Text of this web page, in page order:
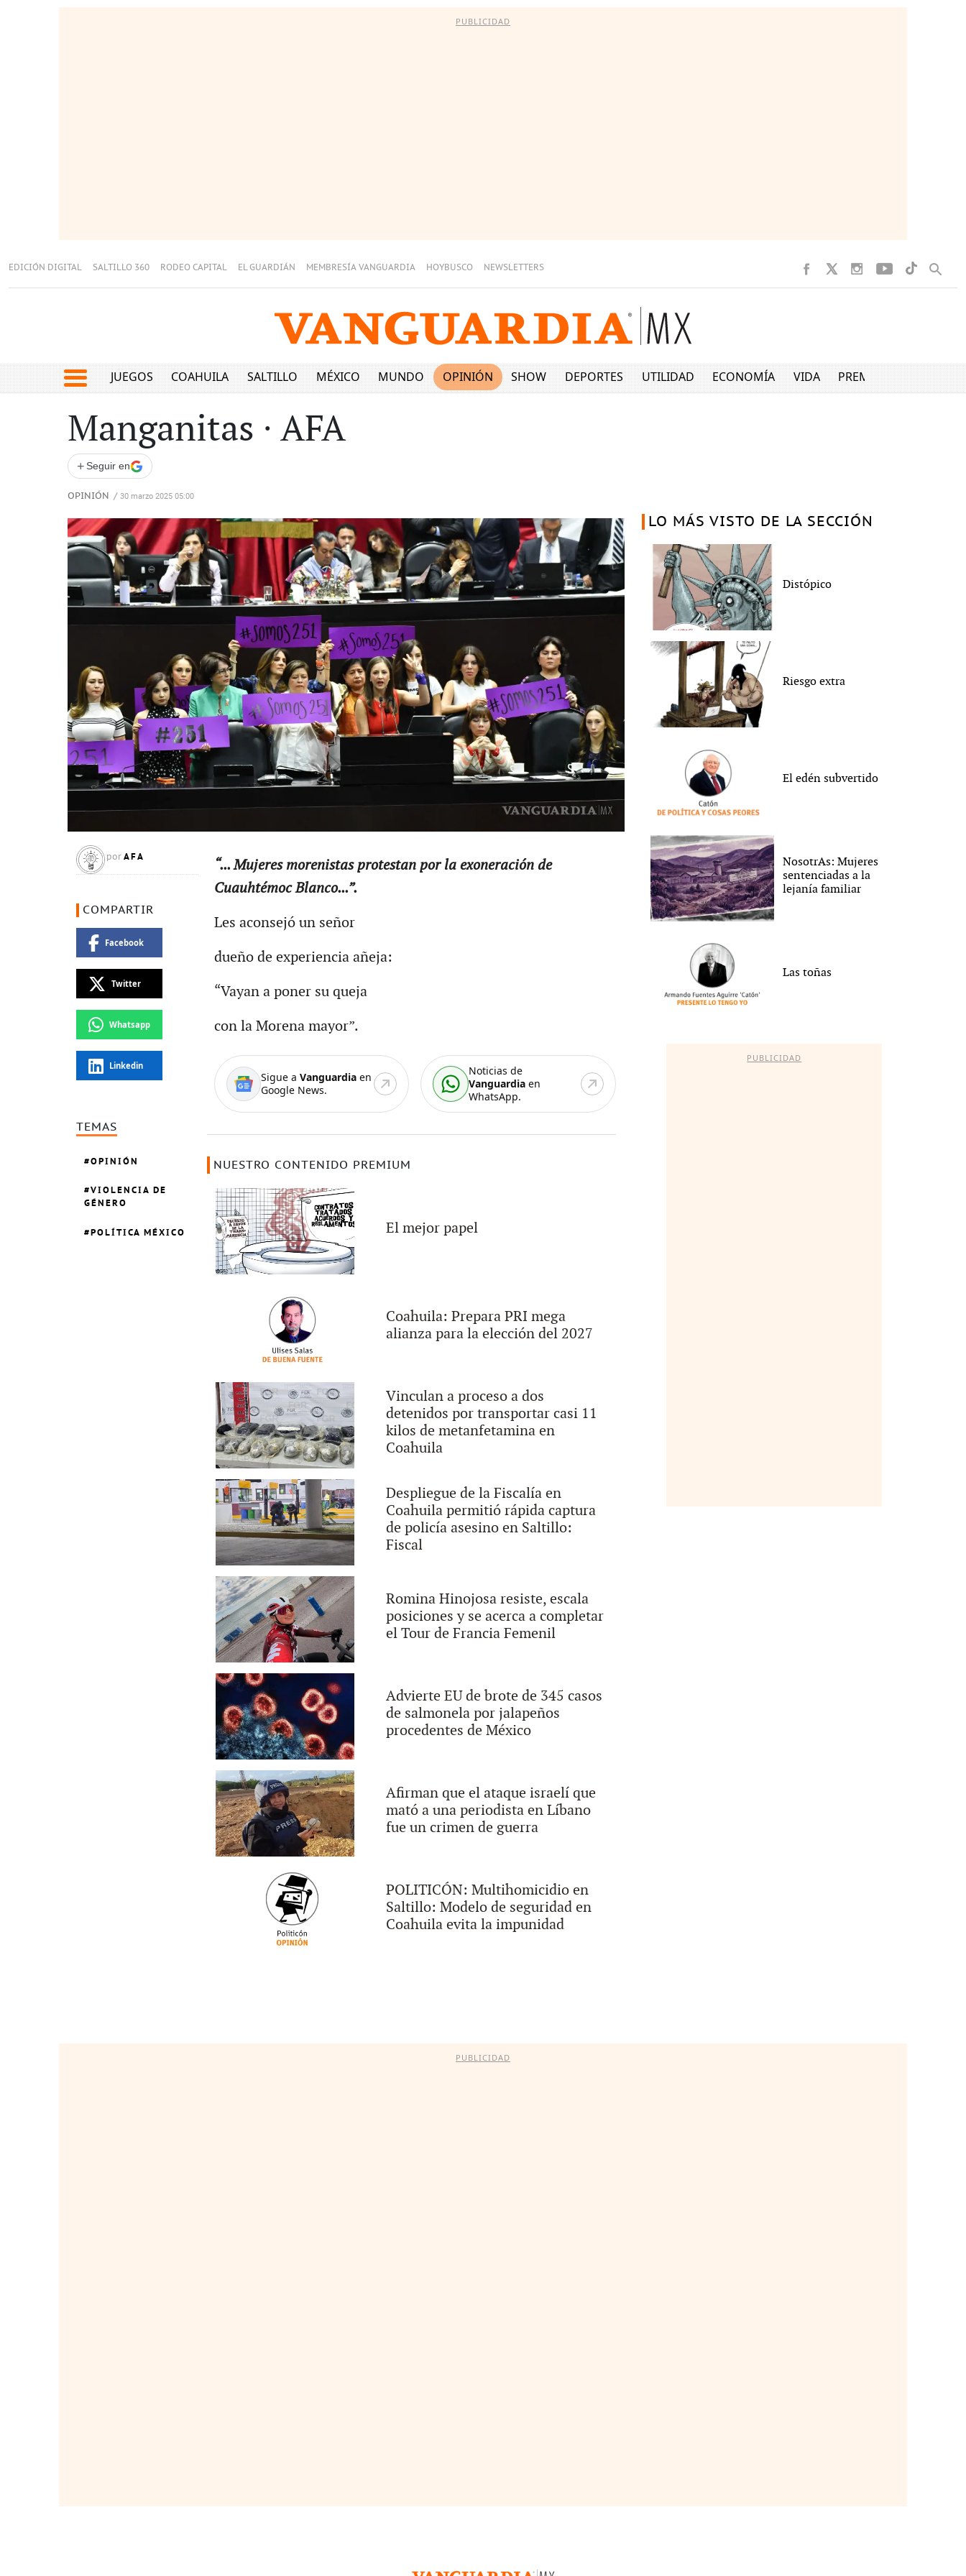
PUBLICIDAD
EDICIÓN DIGITAL SALTILLO 360 RODEO CAPITAL EL GUARDIÁN MEMBRESÍA VANGUARDIA HOYBUSCO NEWSLETTERS
JUEGOS COAHUILA SALTILLO MÉXICO MUNDO OPINIÓN SHOW DEPORTES UTILIDAD ECONOMÍA VIDA PREMIUM
Manganitas ∙ AFA
+ Seguir en
OPINIÓN / 30 marzo 2025 05:00
por AFA
COMPARTIR
Facebook
Twitter
Whatsapp
Linkedin
TEMAS
OPINIÓN
VIOLENCIA DE
GÉNERO
POLÍTICA MÉXICO
“... Mujeres morenistas protestan por la exoneración de
Cuauhtémoc Blanco...”.
Les aconsejó un señor
dueño de experiencia añeja:
“Vayan a poner su queja
con la Morena mayor”.
Sigue a Vanguardiaen
Google News.
Noticias de
Vanguardia en
WhatsApp.
NUESTRO CONTENIDO PREMIUM
El mejor papel
Coahuila: Prepara PRI mega
alianza para la elección del 2027
Vinculan a proceso a dos
detenidos por transportar casi 11
kilos de metanfetamina en
Coahuila
Despliegue de la Fiscalía en
Coahuila permitió rápida captura
de policía asesino en Saltillo:
Fiscal
Romina Hinojosa resiste, escala
posiciones y se acerca a completar
el Tour de Francia Femenil
Advierte EU de brote de 345 casos
de salmonela por jalapeños
procedentes de México
Afirman que el ataque israelí que
mató a una periodista en Líbano
fue un crimen de guerra
POLITICÓN: Multihomicidio en
Saltillo: Modelo de seguridad en
Coahuila evita la impunidad
LO MÁS VISTO DE LA SECCIÓN
Distópico
Riesgo extra
El edén subvertido
NosotrAs: Mujeres
sentenciadas a la
lejanía familiar
Las toñas
PUBLICIDAD
PUBLICIDAD